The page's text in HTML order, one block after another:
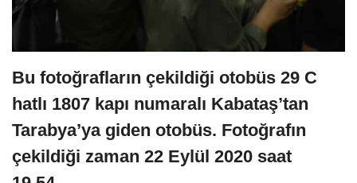
Bu fotoğrafların çekildiği otobüs 29 C
hatlı 1807 kapı numaralı Kabataş’tan
Tarabya’ya giden otobüs. Fotoğrafın
çekildiği zaman 22 Eylül 2020 saat